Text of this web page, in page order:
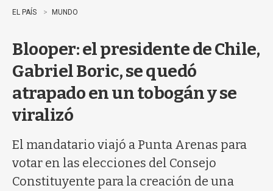
r
b
EL PAÍS MUNDO
Blooper: el presidente de Chile,
Gabriel Boric, se quedó
atrapado en un tobogán y se
viralizó
El mandatario viajó a Punta Arenas para
votar en las elecciones del Consejo
Constituyente para la creación de una